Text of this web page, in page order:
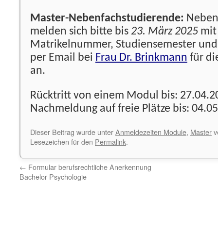
Master-Nebenfachstudierende:
melden sich bitte bis 23. März 2025 mit
Matrikelnummer, Studiensemester
per Email bei Frau Dr. Brinkmann für
an.
Rücktritt von einem Modul bis:
Nachmeldung auf freie Plätze bis:
Dieser Beitrag wurde unterAnmeldezeiten Module, Master
Lesezeichen für den Permalink.
← Formular berufsrechtliche Anerkennung
Bachelor Psychologie